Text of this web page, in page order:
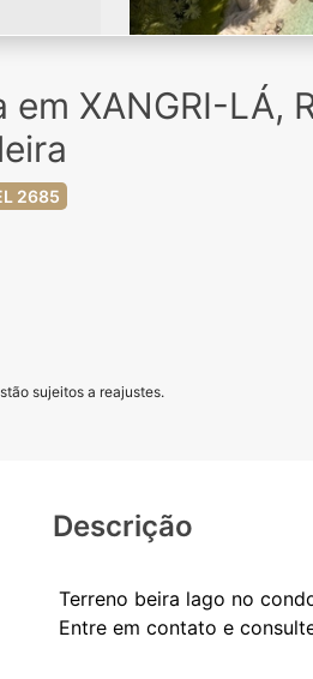
XANGRI-LÁ,
2685
sujeitos a reajustes.
Descrição
Terreno beira lago no